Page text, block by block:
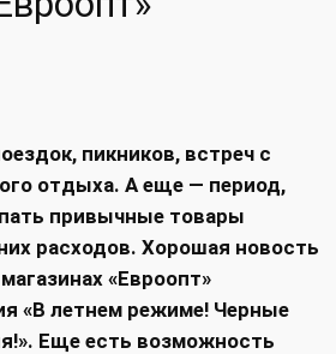
пикников, встреч с
отдыха. А еще — период,
привычные товары
расходов. Хорошая новость
«Евроопт»
«В летнем режиме! Черные
Еще есть возможность